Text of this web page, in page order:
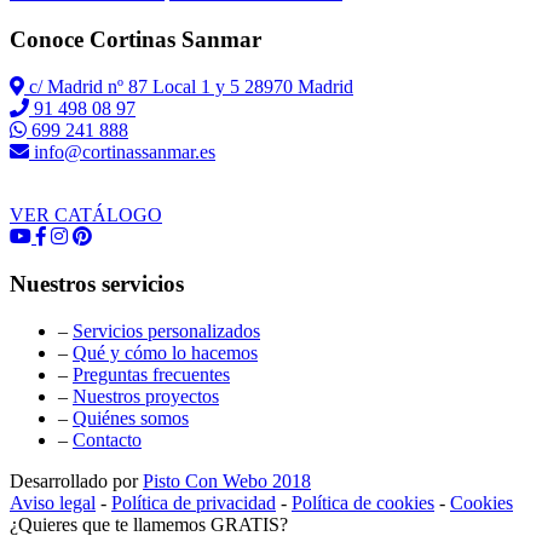
Conoce Cortinas Sanmar
c/ Madrid nº 87 Local 1 y 5 28970 Madrid
91 498 08 97
699 241 888
info@cortinassanmar.es
VER CATÁLOGO
Nuestros servicios
– Servicios personalizados
– Qué y cómo lo hacemos
– Preguntas frecuentes
– Nuestros proyectos
– Quiénes somos
– Contacto
Desarrollado porPisto Con Webo 2018
Aviso legal - Política de privacidad - Política de cookies - Cookies
¿Quieres que te llamemos GRATIS?